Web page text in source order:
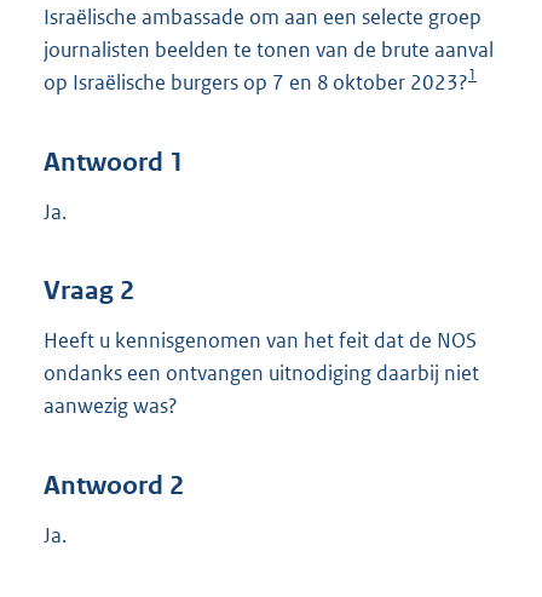
Israëlische ambassade om aan een selecte groep
journalisten beelden te tonen van de brute aanval
op Israëlische burgers op 7 en 8 oktober 2023?1
Antwoord 1
Ja.
Vraag 2
Heeft u kennisgenomen van het feit dat de NOS
ondanks een ontvangen uitnodiging daarbij niet
aanwezig was?
Antwoord 2
Ja.